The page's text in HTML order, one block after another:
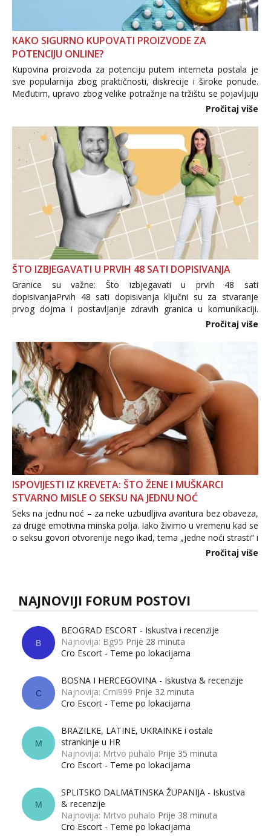
KAKO SIGURNO KUPOVATI PROIZVODE ZA
POTENCIJU ONLINE?
Kupovina proizvoda za potenciju putem interneta postala je
sve popularnija zbog praktičnosti, diskrecije i široke ponude.
Međutim, upravo zbog velike potražnje na tržištu se pojavljuju
i brojni krivotvoreni proizvodi, nepouzdane internetske
Pročitaj više
ŠTO IZBJEGAVATI U PRVIH 48 SATI DOPISIVANJA
Granice su važne: Što izbjegavati u prvih 48 sati
dopisivanjaPrvih 48 sati dopisivanja ključni su za stvaranje
prvog dojma i postavljanje zdravih granica u komunikaciji.
Važno je izbjeći prebrzo otkrivanje osobnih ili intimnih
informacija, jer nepoznata osoba još nije zaslužila to
povjerenje. Takođe...
Pročitaj više
ISPOVIJESTI IZ KREVETA: ŠTO ŽENE I MUŠKARCI
STVARNO MISLE O SEKSU NA JEDNU NOĆ
Seks na jednu noć – za neke uzbudljiva avantura bez obaveza,
za druge emotivna minska polja. Iako živimo u vremenu kad se
o seksu govori otvorenije nego ikad, tema „jedne noći strasti“ i
dalje izaziva burne rasprave. Što zapravo misle žene, a što
Pročitaj više
NAJNOVIJI FORUM POSTOVI
B
BEOGRAD ESCORT - Iskustva i recenzije
Najnovija: Bg95 Prije 28 minuta
Cro Escort - Teme po lokacijama
C
BOSNA I HERCEGOVINA - Iskustva & recenzije
Najnovija: Crni999 Prije 32 minuta
Cro Escort - Teme po lokacijama
M
BRAZILKE, LATINE, UKRAINKE i ostale
strankinje u HR
Najnovija: Mrtvo puhalo Prije 35 minuta
Cro Escort - Teme po lokacijama
M
SPLITSKO DALMATINSKA ŽUPANIJA - Iskustva
& recenzije
Najnovija: Mrtvo puhalo Prije 38 minuta
Cro Escort - Teme po lokacijama